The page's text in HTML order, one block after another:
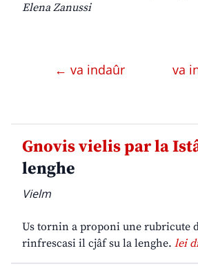
Elena Zanussi
← va indaûr va
Gnovis vielis par la
lenghe
Vielm
Us tornin a proponi une rubricute
rinfrescasi il cjâf su la lenghe. lei